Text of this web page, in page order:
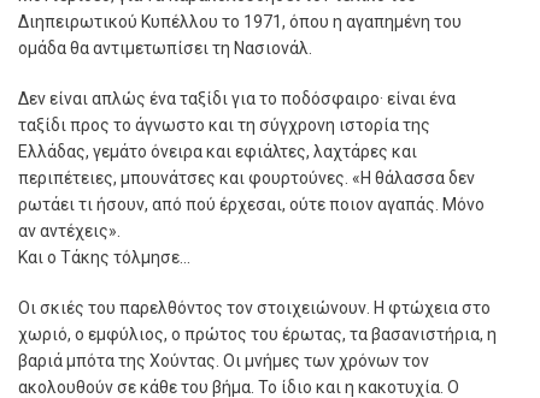
∆ιηπειρωτικού Κυπέλλου το 1971, όπου η αγαπηµένη του
οµάδα θα αντιµετωπίσει τη Νασιονάλ.
∆εν είναι απλώς ένα ταξίδι για το ποδόσφαιρο· είναι ένα
ταξίδι προς το άγνωστο και τη σύγχρονη ιστορία της
Ελλάδας, γεµάτο όνειρα και εφιάλτες, λαχτάρες και
περιπέτειες, µπουνάτσες και φουρτούνες. «Η θάλασσα δεν
ρωτάει τι ήσουν, από πού έρχεσαι, ούτε ποιον αγαπάς. Μόνο
αν αντέχεις».
Και ο Τάκης τόλµησε…
Οι σκιές του παρελθόντος τον στοιχειώνουν. Η φτώχεια στο
χωριό, ο εµφύλιος, ο πρώτος του έρωτας, τα βασανιστήρια, η
βαριά µπότα της Χούντας. Οι µνήµες των χρόνων τον
ακολουθούν σε κάθε του βήµα. Το ίδιο και η κακοτυχία. Ο